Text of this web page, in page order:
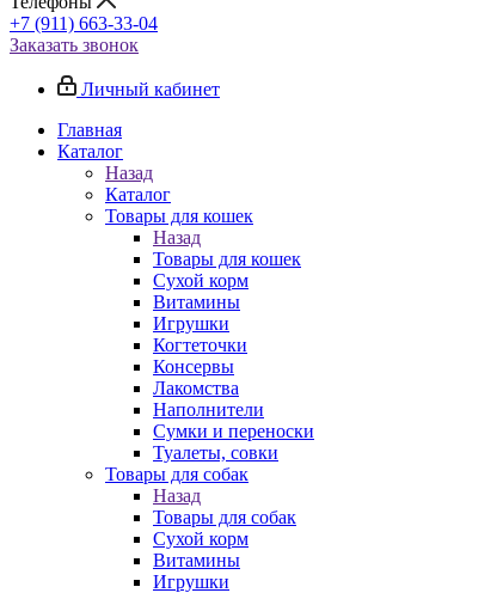
+7 (911) 663-33-04
Заказать звонок
Личный кабинет
Главная
Каталог
Назад
Каталог
Товары для кошек
Назад
Товары для кошек
Cухой корм
Витамины
Игрушки
Когтеточки
Консервы
Лакомства
Наполнители
Сумки и переноски
Туалеты, совки
Товары для собак
Назад
Товары для собак
Cухой корм
Витамины
Игрушки